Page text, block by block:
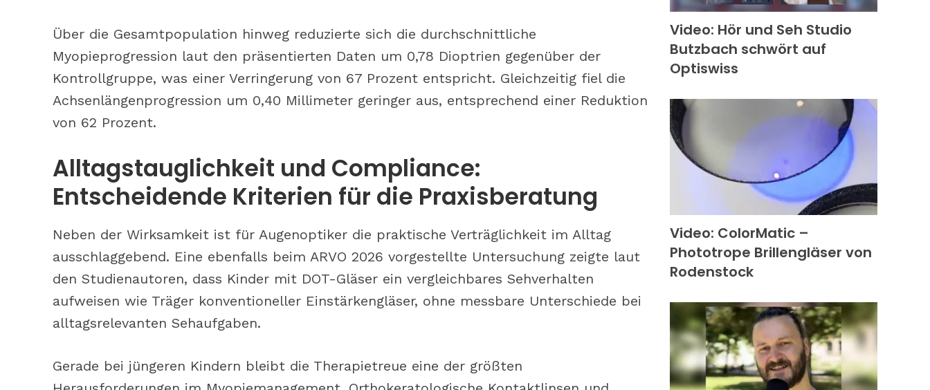
Über die Gesamtpopulation hinweg reduzierte sich die durchschnittliche
Myopieprogression laut den präsentierten Daten um 0,78 Dioptrien gegenüber der
Kontrollgruppe, was einer Verringerung von 67 Prozent entspricht. Gleichzeitig fiel die
Achsenlängenprogression um 0,40 Millimeter geringer aus, entsprechend einer Reduktion
von 62 Prozent.
Alltagstauglichkeit und Compliance:
Entscheidende Kriterien für die Praxisberatung
Neben der Wirksamkeit ist für Augenoptiker die praktische Verträglichkeit im Alltag
ausschlaggebend. Eine ebenfalls beim ARVO 2026 vorgestellte Untersuchung zeigte laut
den Studienautoren, dass Kinder mit DOT-Gläser ein vergleichbares Sehverhalten
aufweisen wie Träger konventioneller Einstärkengläser, ohne messbare Unterschiede bei
alltagsrelevanten Sehaufgaben.
Gerade bei jüngeren Kindern bleibt die Therapietreue eine der größten
Video: Hör und Seh Studio
Butzbach schwört auf
Optiswiss
Video: ColorMatic –
Phototrope Brillengläser von
Rodenstock